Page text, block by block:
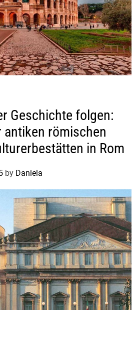
Geschichte folgen:
antiken römischen
in Rom
by Daniela